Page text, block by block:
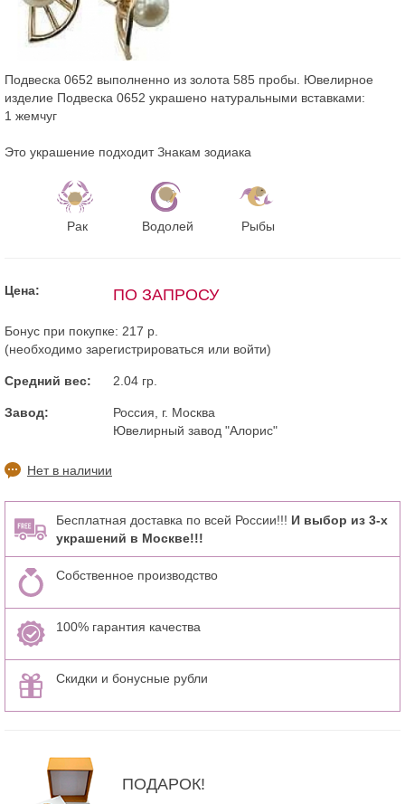
Подвеска 0652 выполненно из золота 585 пробы. Ювелирное
изделие Подвеска 0652 украшено натуральными вставками:
1 жемчуг
Это украшение подходит Знакам зодиака
Рак Водолей Рыбы
Цена: ПО ЗАПРОСУ
Бонус при покупке: 217 р.
(необходимо зарегистрироваться или войти)
Средний вес: 2.04 гр.
Завод:
Россия, г. Москва
Ювелирный завод "Алорис"
Нет в наличии
Бесплатная доставка по всей России!!! И выбор из 3-х
украшений в Москве!!!
Собственное производство
100% гарантия качества
Скидки и бонусные рубли
ПОДАРОК!